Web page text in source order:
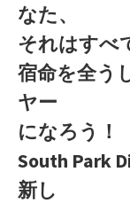
なた、
それはすべ
宿命を全う
ヤー
になろう！
South Park
新し